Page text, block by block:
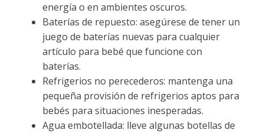
energía o en ambientes oscuros.
Baterías de repuesto: asegúrese de tener un
juego de baterías nuevas para cualquier
artículo para bebé que funcione con
baterías.
Refrigerios no perecederos: mantenga una
pequeña provisión de refrigerios aptos para
bebés para situaciones inesperadas.
Agua embotellada: lleve algunas botellas de